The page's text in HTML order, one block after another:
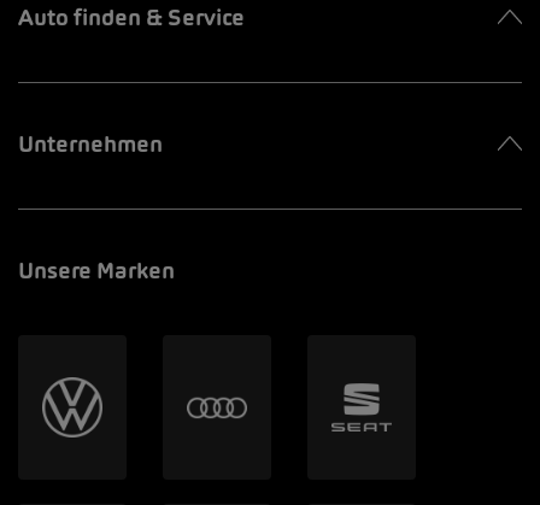
Auto finden & Service
Unternehmen
Unsere Marken